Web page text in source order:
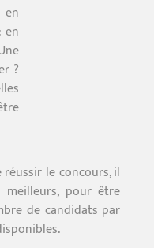
en
?
le concours, il
pour être
de candidats par